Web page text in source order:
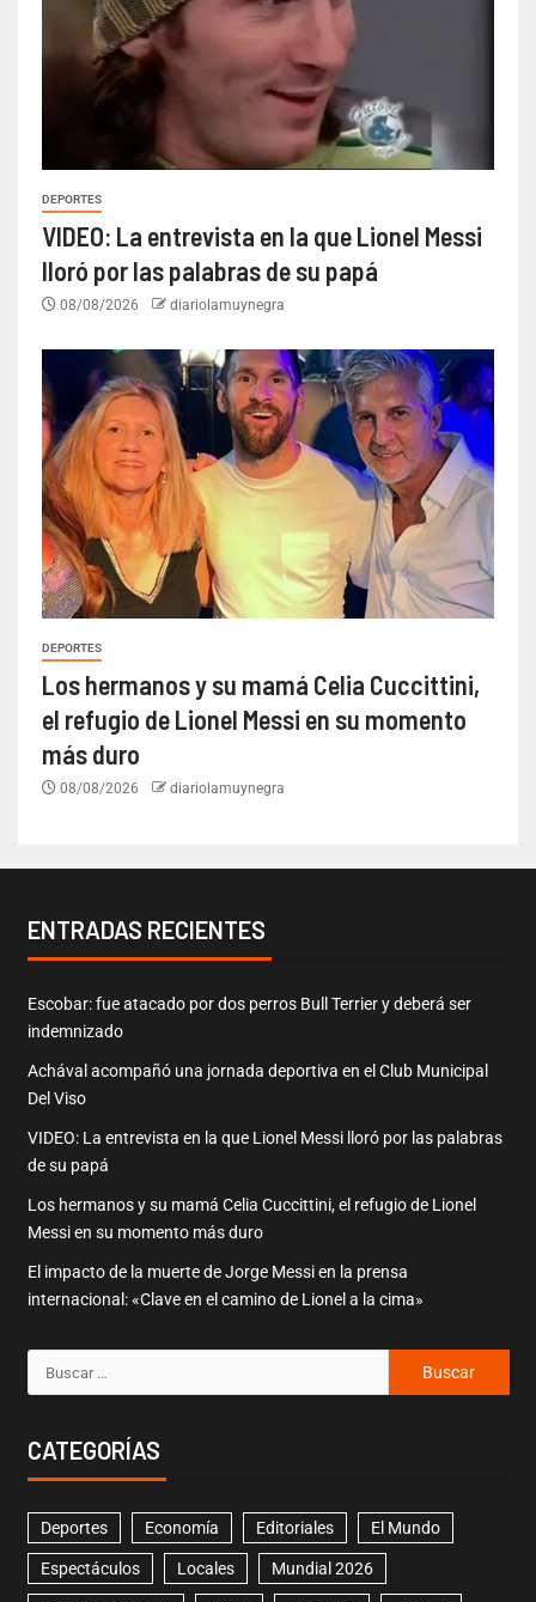
DEPORTES
VIDEO: La entrevista en la que Lionel Messi
lloró por las palabras de su papá
08/08/2026 diariolamuynegra
DEPORTES
Los hermanos y su mamá Celia Cuccittini,
el refugio de Lionel Messi en su momento
más duro
08/08/2026 diariolamuynegra
ENTRADAS RECIENTES
Escobar: fue atacado por dos perros Bull Terrier y deberá ser
indemnizado
Achával acompañó una jornada deportiva en el Club Municipal
Del Viso
VIDEO: La entrevista en la que Lionel Messi lloró por las palabras
de su papá
Los hermanos y su mamá Celia Cuccittini, el refugio de Lionel
Messi en su momento más duro
El impacto de la muerte de Jorge Messi en la prensa
internacional: «Clave en el camino de Lionel a la cima»
CATEGORÍAS
Deportes Economía Editoriales El Mundo
Espectáculos Locales Mundial 2026